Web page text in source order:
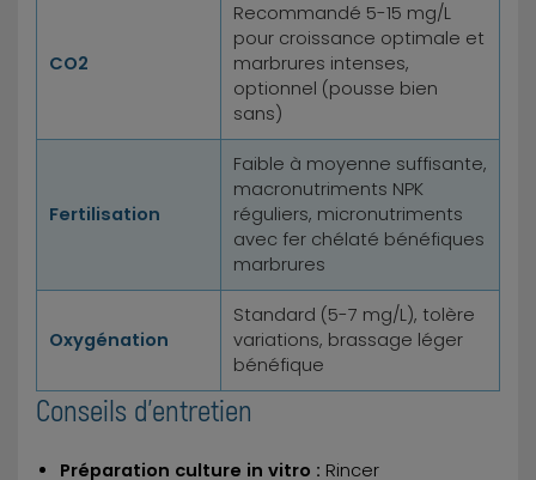
CO2
Recommandé 5-15 mg/L
pour croissance optimale et
marbrures intenses,
optionnel (pousse bien
sans)
Fertilisation
Faible à moyenne suffisante,
macronutriments NPK
réguliers, micronutriments
avec fer chélaté bénéfiques
marbrures
Oxygénation
Standard (5-7 mg/L), tolère
variations, brassage léger
bénéfique
Conseils d'entretien
Préparation culture in vitro : Rincer